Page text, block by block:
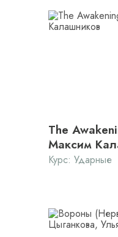
The
Максим
Курс: Ударные